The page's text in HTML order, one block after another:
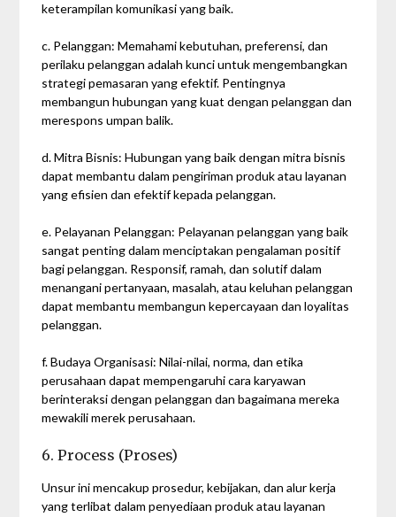
keterampilan komunikasi yang baik.
c. Pelanggan: Memahami kebutuhan, preferensi, dan
perilaku pelanggan adalah kunci untuk mengembangkan
strategi pemasaran yang efektif. Pentingnya
membangun hubungan yang kuat dengan pelanggan dan
merespons umpan balik.
d. Mitra Bisnis: Hubungan yang baik dengan mitra bisnis
dapat membantu dalam pengiriman produk atau layanan
yang efisien dan efektif kepada pelanggan.
e. Pelayanan Pelanggan: Pelayanan pelanggan yang baik
sangat penting dalam menciptakan pengalaman positif
bagi pelanggan. Responsif, ramah, dan solutif dalam
menangani pertanyaan, masalah, atau keluhan pelanggan
dapat membantu membangun kepercayaan dan loyalitas
pelanggan.
f. Budaya Organisasi: Nilai-nilai, norma, dan etika
perusahaan dapat mempengaruhi cara karyawan
berinteraksi dengan pelanggan dan bagaimana mereka
mewakili merek perusahaan.
6. Process (Proses)
Unsur ini mencakup prosedur, kebijakan, dan alur kerja
yang terlibat dalam penyediaan produk atau layanan